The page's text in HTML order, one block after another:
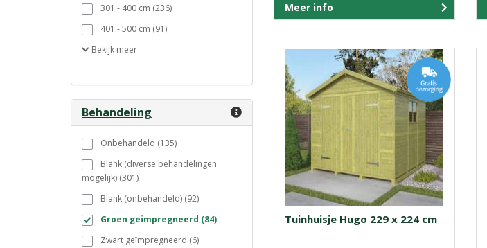
301 - 400 cm (236)
401 - 500 cm (91)
Bekijk meer
Behandeling
Onbehandeld (135)
Blank (diverse behandelingen
mogelijk) (301)
Blank (onbehandeld) (92)
Groen geïmpregneerd (84)
Zwart geïmpregneerd (6)
Meer info
Tuinhuisje Hugo 229 x 224 cm